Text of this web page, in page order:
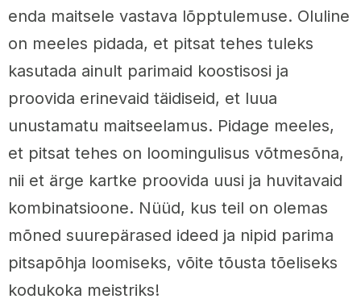
enda maitsele vastava lõpptulemuse. Oluline
on meeles pidada, et pitsat tehes tuleks
kasutada ainult parimaid koostisosi ja
proovida erinevaid täidiseid, et luua
unustamatu maitseelamus. Pidage meeles,
et pitsat tehes on loomingulisus võtmesõna,
nii et ärge kartke proovida uusi ja huvitavaid
kombinatsioone. Nüüd, kus teil on olemas
mõned suurepärased ideed ja nipid parima
pitsapõhja loomiseks, võite tõusta tõeliseks
kodukoka meistriks!